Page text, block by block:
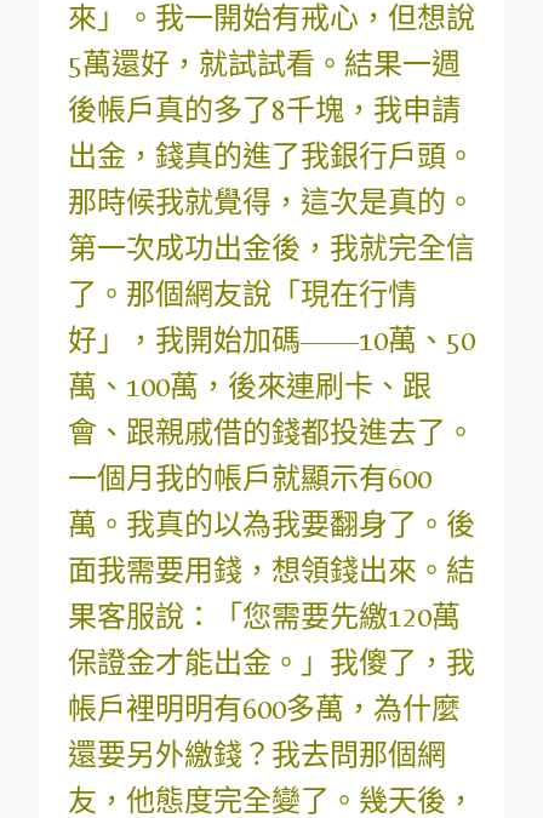
來」。我一開始有戒心，但想說
5萬還好，就試試看。結果一週
後帳戶真的多了8千塊，我申請
出金，錢真的進了我銀行戶頭。
那時候我就覺得，這次是真的。
第一次成功出金後，我就完全信
了。那個網友說「現在行情
好」，我開始加碼——10萬、50
萬、100萬，後來連刷卡、跟
會、跟親戚借的錢都投進去了。
一個月我的帳戶就顯示有600
萬。我真的以為我要翻身了。後
面我需要用錢，想領錢出來。結
果客服說：「您需要先繳120萬
保證金才能出金。」我傻了，我
帳戶裡明明有600多萬，為什麼
還要另外繳錢？我去問那個網
友，他態度完全變了。幾天後，